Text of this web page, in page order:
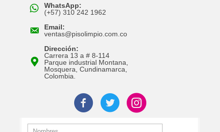
WhatsApp:
(+57) 310 242 1962
Email:
ventas@pisolimpio.com.co
Dirección:
Carrera 13 a # 8-114
Parque industrial Montana,
Mosquera, Cundinamarca,
Colombia.